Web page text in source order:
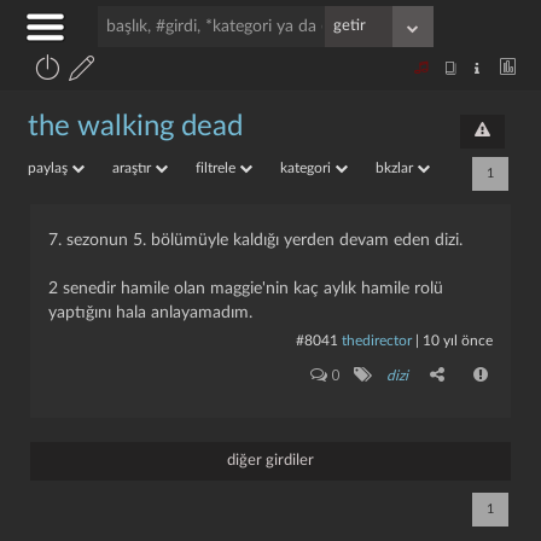
the walking dead
paylaş araştır filtrele kategori bkzlar 1
7. sezonun 5. bölümüyle kaldığı yerden devam eden dizi.
2 senedir hamile olan maggie'nin kaç aylık hamile rolü
yaptığını hala anlayamadım.
#8041 thedirector| 10 yıl önce
0 dizi
diğer girdiler
1